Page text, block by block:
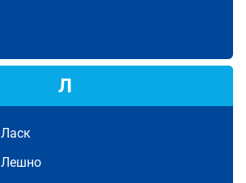
Л
Ласк
Лешно